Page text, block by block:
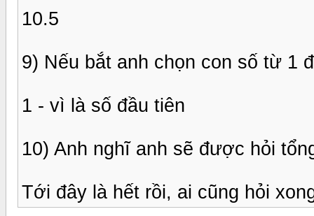
10.5
9) Nếu bắt anh chọn con số từ 1
1 - vì là số đầu tiên
10) Anh nghĩ anh sẽ được hỏi
Tới đây là hết rồi, ai cũng hỏi